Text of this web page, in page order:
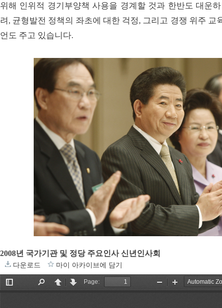
위해 인위적 경기부양책 사용을 경계할 것과 한반도 대운
려, 균형발전 정책의 좌초에 대한 걱정, 그리고 경쟁 위주 교
언도 주고 있습니다.
2008년 국가기관 및 정당 주요인사 신년인사회
다운로드 마이 아카이브에 담기